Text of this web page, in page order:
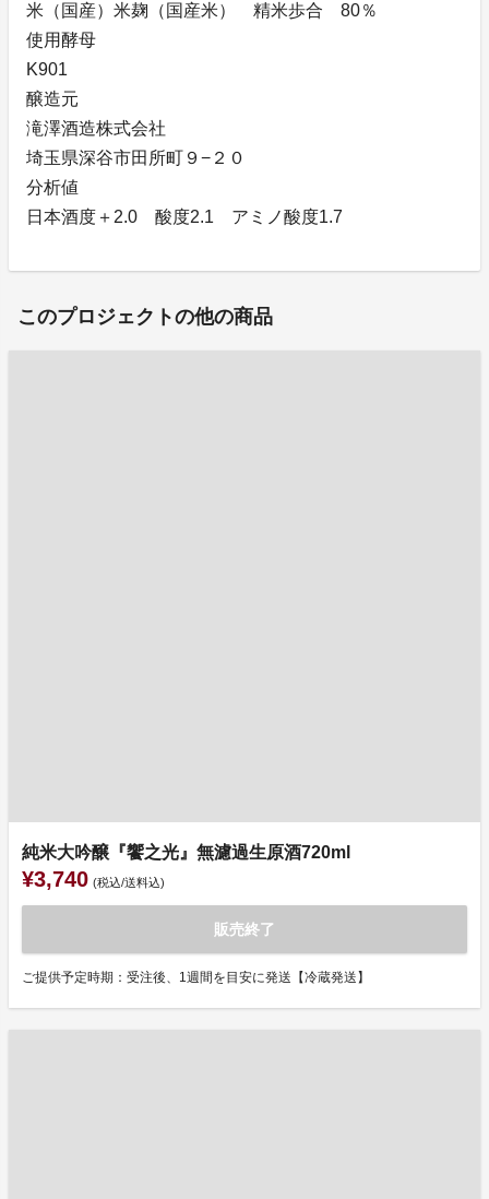
米（国産）米麹（国産米） 精米歩合 80％
使用酵母
K901
醸造元
滝澤酒造株式会社
埼玉県深谷市田所町９−２０
分析値
日本酒度＋2.0 酸度2.1 アミノ酸度1.7
このプロジェクトの他の商品
純米大吟醸『饗之光』無濾過生原酒720ml
¥3,740 (税込/送料込)
販売終了
ご提供予定時期：受注後、1週間を目安に発送【冷蔵発送】